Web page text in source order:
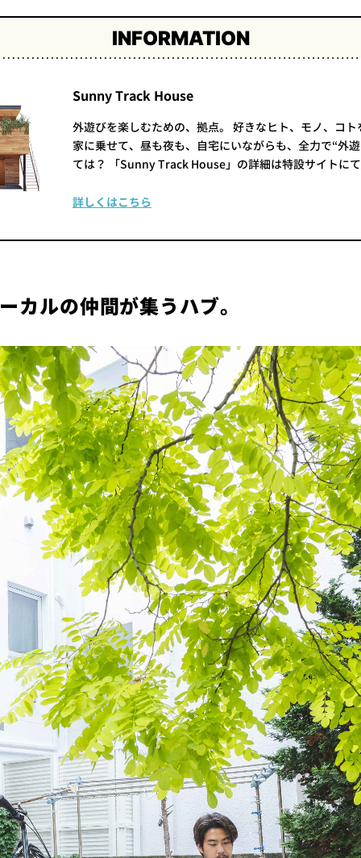
INFORMATION
Sunny Track House
外遊びを楽しむための、拠点。 好きなヒト、モノ、コ
家に乗せて、昼も夜も、自宅にいながらも、全力で“外
ては？ 「Sunny Track House」の詳細は特設サイトに
詳しくはこちら
カルの仲間が集うハブ。